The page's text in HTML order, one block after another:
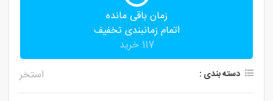
پزشکی
و
زمان باقی مانده
اتمام زمانبندی تخفیف
117 خرید
دسته بندی : استخر